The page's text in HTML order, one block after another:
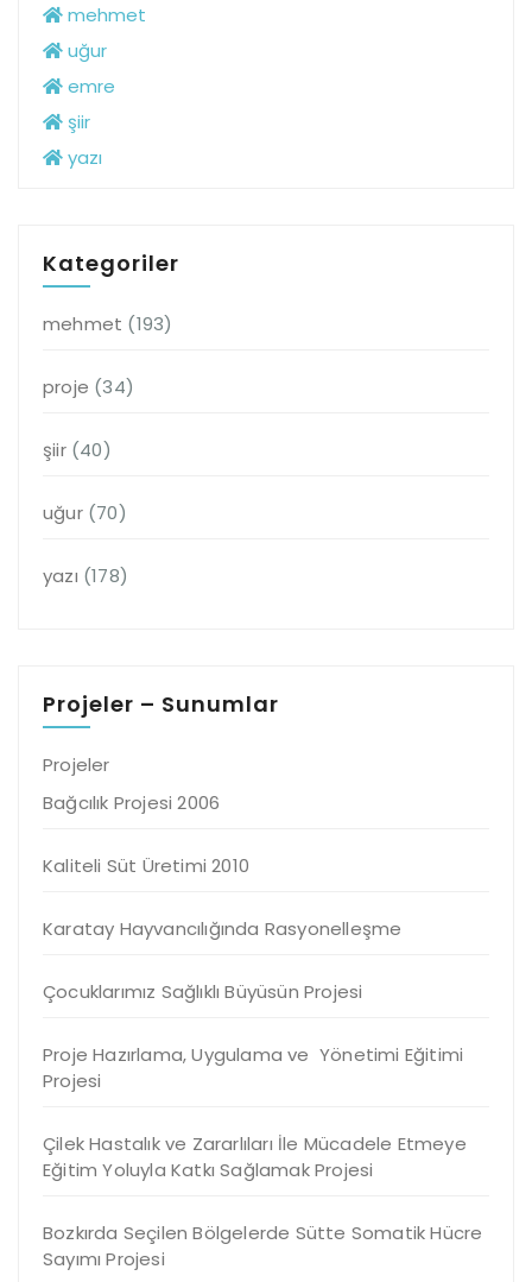
mehmet
uğur
emre
şiir
yazı
Kategoriler
mehmet (193)
proje (34)
şiir(40)
uğur(70)
yazı (178)
Projeler – Sunumlar
Projeler
Bağcılık Projesi 2006
Kaliteli Süt Üretimi 2010
Karatay Hayvancılığında Rasyonelleşme
Çocuklarımız Sağlıklı Büyüsün Projesi
Proje Hazırlama, Uygulama ve Yönetimi Eğitimi
Projesi
Çilek Hastalık ve Zararlıları İle Mücadele Etmeye
Eğitim Yoluyla Katkı Sağlamak Projesi
Bozkırda Seçilen Bölgelerde Sütte Somatik Hücre
Sayımı Projesi